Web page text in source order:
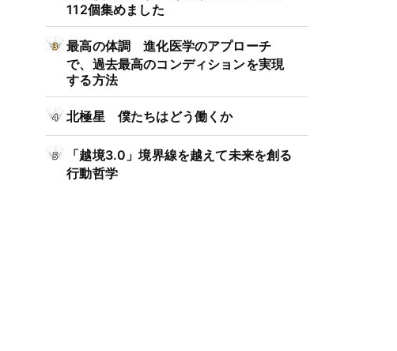
112個集めました
最高の体調 進化医学のアプローチ
で、過去最高のコンディションを実現
する方法
北極星 僕たちはどう働くか
「越境3.0」境界線を越えて未来を創る
行動哲学